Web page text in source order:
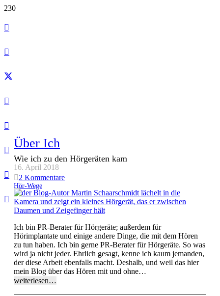
Über Ich
Wie ich zu den Hörgeräten kam
16. April 2018
2 Kommentare
Hör-Wege
Ich bin PR-Berater für Hörgeräte; außerdem für
Hörimplantate und einige andere Dinge, die mit dem Hören
zu tun haben. Ich bin gerne PR-Berater für Hörgeräte. So was
wird ja nicht jeder. Ehrlich gesagt, kenne ich kaum jemanden,
der diese Arbeit ebenfalls macht. Deshalb, und weil das hier
mein Blog über das Hören mit und ohne…
weiterlesen…